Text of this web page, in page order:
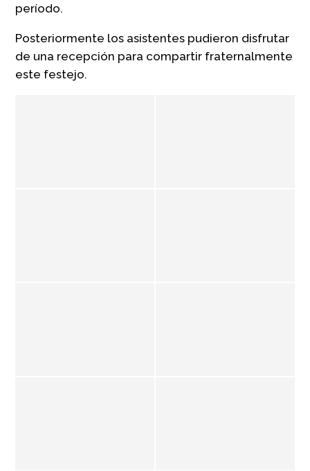
período.
Posteriormente los asistentes pudieron disfrutar
de una recepción para compartir fraternalmente
este festejo.